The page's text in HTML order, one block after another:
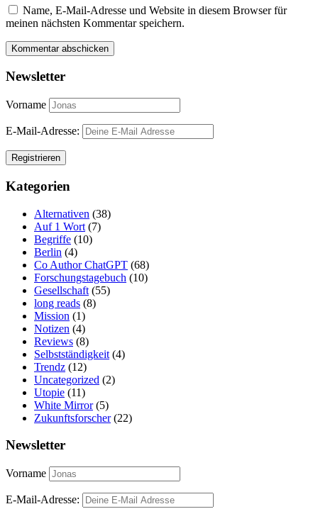
Name, E-Mail-Adresse und Website in diesem Browser für
meinen nächsten Kommentar speichern.
Newsletter
Vorname
E-Mail-Adresse:
Kategorien
Alternativen (38)
Auf 1 Wort (7)
Begriffe (10)
Berlin (4)
Co Author ChatGPT (68)
Forschungstagebuch (10)
Gesellschaft (55)
long reads (8)
Mission (1)
Notizen (4)
Reviews (8)
Selbstständigkeit (4)
Trendz (12)
Uncategorized (2)
Utopie (11)
White Mirror(5)
Zukunftsforscher(22)
Newsletter
Vorname
E-Mail-Adresse: